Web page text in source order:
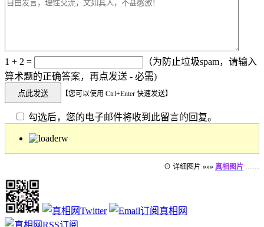
1 + 2 =
（为防止垃圾spam，请输入
算术题的正确答案，再点发送 - 必需)
【您可以使用 Ctrl+Enter 快速发送】
勾选后，您的电子邮件将收到此留言的回复。
⊙ 详细图片 »»» 真相图片 ……